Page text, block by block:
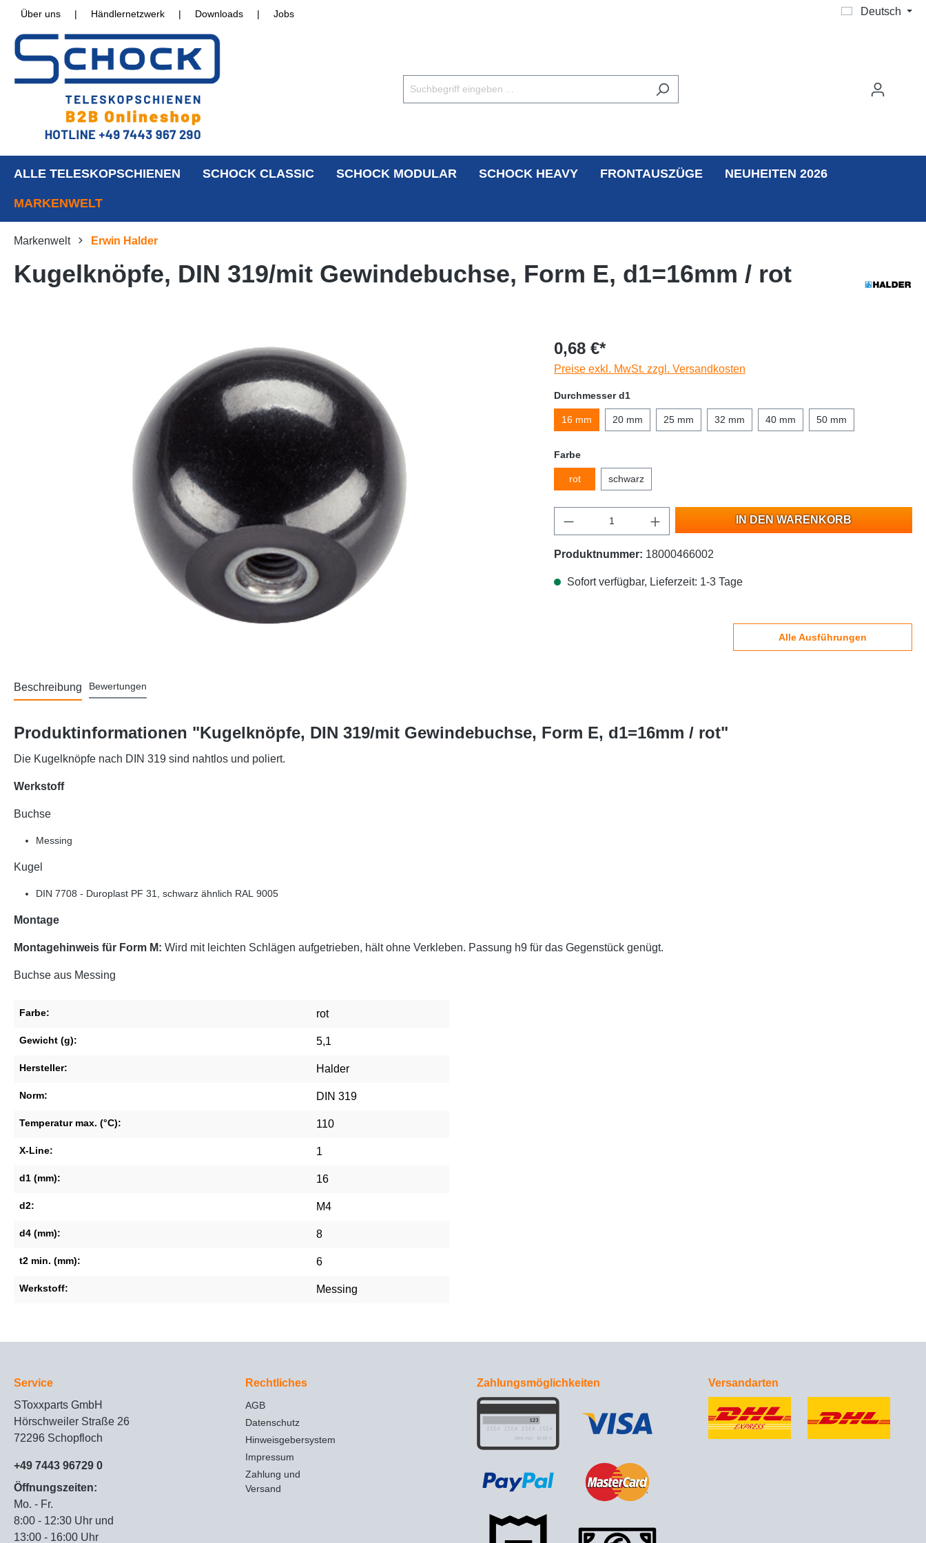
Über uns | Händlernetzwerk | Downloads | Jobs Deutsch
ALLE TELESKOPSCHIENEN SCHOCK CLASSIC SCHOCK MODULAR SCHOCK HEAVY FRONTAUSZÜGE NEUHEITEN 2026
MARKENWELT
Markenwelt Erwin Halder
Kugelknöpfe, DIN 319/mit Gewindebuchse, Form E, d1=16mm / rot
0,68 €*
Preise exkl. MwSt. zzgl. Versandkosten
Durchmesser d1
16 mm 20 mm 25 mm 32 mm 40 mm 50 mm
Farbe
rot schwarz
IN DEN WARENKORB
Produktnummer: 18000466002
Sofort verfügbar, Lieferzeit: 1-3 Tage
Alle Ausführungen
Beschreibung Bewertungen
Produktinformationen "Kugelknöpfe, DIN 319/mit Gewindebuchse, Form E, d1=16mm / rot"
Die Kugelknöpfe nach DIN 319 sind nahtlos und poliert.
Werkstoff
Buchse
Messing
Kugel
DIN 7708 - Duroplast PF 31, schwarz ähnlich RAL 9005
Montage
Montagehinweis für Form M: Wird mit leichten Schlägen aufgetrieben, hält ohne Verkleben. Passung h9 für das Gegenstück genügt.
Buchse aus Messing
Farbe: rot
Gewicht (g): 5,1
Hersteller: Halder
Norm: DIN 319
Temperatur max. (°C): 110
X-Line: 1
d1 (mm): 16
d2: M4
d4 (mm): 8
t2 min. (mm): 6
Werkstoff: Messing
Service
SToxxparts GmbH
Hörschweiler Straße 26
72296 Schopfloch
+49 7443 96729 0
Öffnungszeiten:
Mo. - Fr.
8:00 - 12:30 Uhr und
13:00 - 16:00 Uhr
Rechtliches
AGB
Datenschutz
Hinweisgebersystem
Impressum
Zahlung und
Versand
Zahlungsmöglichkeiten Versandarten